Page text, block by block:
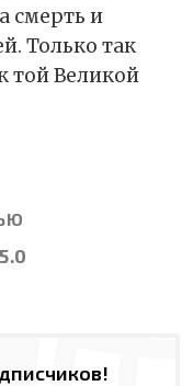
смерть и
Только так
той Великой
5.0